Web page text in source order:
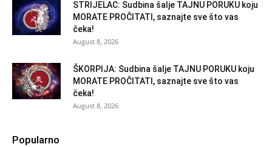
STRIJELAC: Sudbina šalje TAJNU PORUKU koju
MORATE PROČITATI, saznajte sve što vas
čeka!
August 8, 2026
ŠKORPIJA: Sudbina šalje TAJNU PORUKU koju
MORATE PROČITATI, saznajte sve što vas
čeka!
August 8, 2026
Popularno